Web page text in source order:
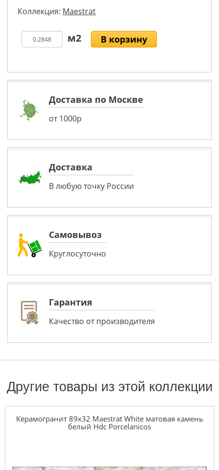
Коллекция: Maestrat
В корзину
Доставка по Москве
от 1000р
Доставка
В любую точку России
Самовывоз
Круглосуточно
Гарантия
Качество от производителя
Другие товары из этой коллекции
Керамогранит 89x32 Maestrat White матовая камень
белый Hdc Porcelanicos